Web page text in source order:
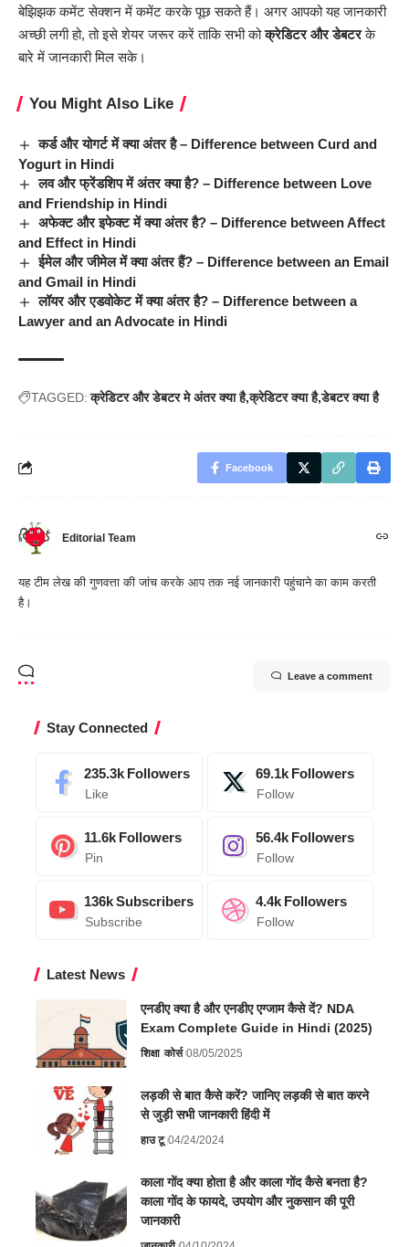
बेझिझक कमेंट सेक्शन में कमेंट करके पूछ सकते हैं। अगर आपको यह जानकारी
अच्छी लगी हो, तो इसे शेयर जरूर करें ताकि सभी को क्रेडिटर और डेबटरके
बारे में जानकारी मिल सके।
You Might Also Like
कर्ड और योगर्ट में क्या अंतर है – Difference between Curd and
Yogurt in Hindi
लव और फ्रेंडशिप में अंतर क्या है? – Difference between Love
and Friendship in Hindi
अफेक्ट और इफेक्ट में क्या अंतर है? – Difference between Affect
and Effect in Hindi
ईमेल और जीमेल में क्या अंतर हैं? – Difference between an Email
and Gmail in Hindi
लॉयर और एडवोकेट में क्या अंतर है? – Difference between a
Lawyer and an Advocate in Hindi
TAGGED: क्रेडिटर और डेबटर मे अंतर क्या है क्रेडिटर क्या है डेबटर क्या है
Facebook
Editorial Team
यह टीम लेख की गुणवत्ता की जांच करके आप तक नई जानकारी पहुंचाने का काम करती
है।
Leave a comment
Stay Connected
235.3k Followers
Like
69.1k Followers
Follow
11.6k Followers
Pin
56.4k Followers
Follow
136kSubscribers
Subscribe
4.4k Followers
Follow
Latest News
एनडीए क्या है और एनडीए एग्जाम कैसे दें? NDA
Exam Complete Guide in Hindi (2025)
शिक्षा कोर्स 08/05/2025
लड़की से बात कैसे करें? जानिए लड़की से बात करने
से जुड़ी सभी जानकारी हिंदी में
हाउ टू 04/24/2024
काला गोंद क्या होता है और काला गोंद कैसे बनता है?
काला गोंद के फायदे, उपयोग और नुकसान की पूरी
जानकारी